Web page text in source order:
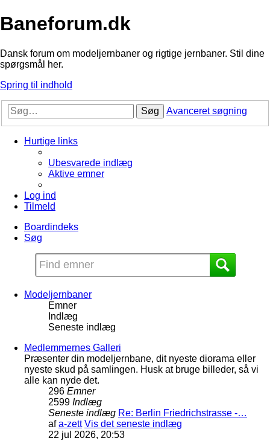
Baneforum.dk
Dansk forum om modeljernbaner og rigtige jernbaner. Stil dine
spørgsmål her.
Spring til indhold
Søg Avanceret søgning
Hurtige links
Ubesvarede indlæg
Aktive emner
Log ind
Tilmeld
Boardindeks
Søg
Modeljernbaner
Emner
Indlæg
Seneste indlæg
Medlemmernes Galleri
Præsenter din modeljernbane, dit nyeste diorama eller
nyeste skud på samlingen. Husk at bruge billeder, så vi
alle kan nyde det.
296 Emner
2599 Indlæg
Seneste indlæg Re: Berlin Friedrichstrasse -…
afa-zett Vis det seneste indlæg
22 jul 2026, 20:53